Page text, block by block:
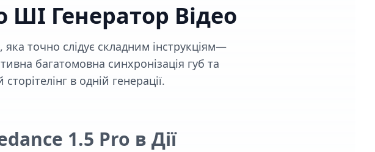
ШІ Генератор Відео
яка точно слідує складним інструкціям—
багатомовна синхронізація губ та
в одній генерації.
1.5 Pro в Дії